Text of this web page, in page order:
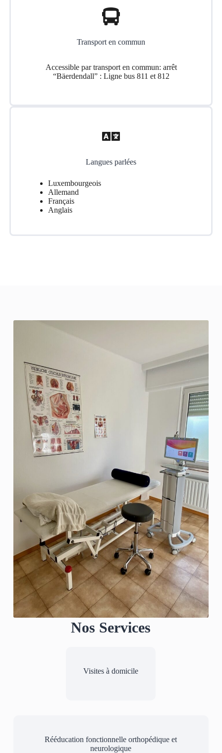
Transport en commun
Accessible par transport en commun: arrêt
“Bäerdendall” : Ligne bus 811 et 812
Langues parlées
Luxembourgeois
Allemand
Français
Anglais
Nos Services
Visites à domicile
Rééducation fonctionnelle orthopédique et
neurologique